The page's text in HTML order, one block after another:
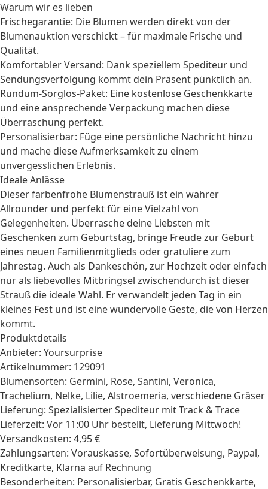
Warum wir es lieben
Frischegarantie: Die Blumen werden direkt von der
Blumenauktion verschickt – für maximale Frische und
Qualität.
Komfortabler Versand: Dank speziellem Spediteur und
Sendungsverfolgung kommt dein Präsent pünktlich an.
Rundum-Sorglos-Paket: Eine kostenlose Geschenkkarte
und eine ansprechende Verpackung machen diese
Überraschung perfekt.
Personalisierbar: Füge eine persönliche Nachricht hinzu
und mache diese Aufmerksamkeit zu einem
unvergesslichen Erlebnis.
Ideale Anlässe
Dieser farbenfrohe Blumenstrauß ist ein wahrer
Allrounder und perfekt für eine Vielzahl von
Gelegenheiten. Überrasche deine Liebsten mit
Geschenken zum Geburtstag, bringe Freude zur Geburt
eines neuen Familienmitglieds oder gratuliere zum
Jahrestag. Auch als Dankeschön, zur Hochzeit oder einfach
nur als liebevolles Mitbringsel zwischendurch ist dieser
Strauß die ideale Wahl. Er verwandelt jeden Tag in ein
kleines Fest und ist eine wundervolle Geste, die von Herzen
kommt.
Produktdetails
Anbieter: Yoursurprise
Artikelnummer: 129091
Blumensorten: Germini, Rose, Santini, Veronica,
Trachelium, Nelke, Lilie, Alstroemeria, verschiedene Gräser
Lieferung: Spezialisierter Spediteur mit Track & Trace
Lieferzeit: Vor 11:00 Uhr bestellt, Lieferung Mittwoch!
Versandkosten: 4,95 €
Zahlungsarten: Vorauskasse, Sofortüberweisung, Paypal,
Kreditkarte, Klarna auf Rechnung
Besonderheiten: Personalisierbar, Gratis Geschenkkarte,